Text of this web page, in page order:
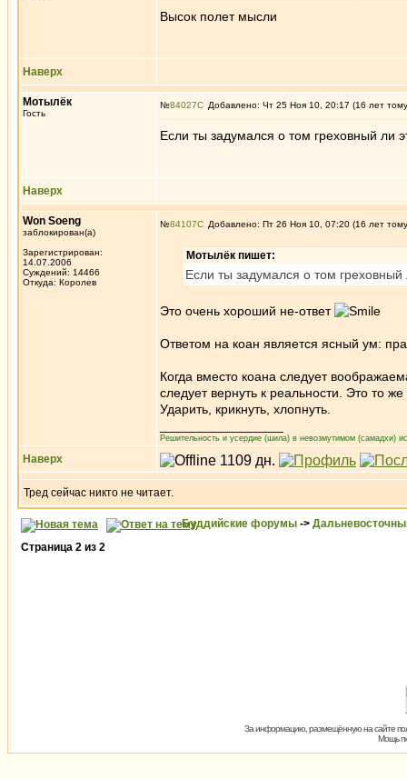
Высок полет мысли
Наверх
Мотылёк
Гость
№84027 Добавлено: Чт 25 Ноя 10, 20:17 (16 лет
Если ты задумался о том греховный ли
Наверх
Won Soeng
заблокирован(а)
Зарегистрирован:
14.07.2006
Суждений: 14466
Откуда: Королев
№84107 Добавлено: Пт 26 Ноя 10, 07:20 (16 лет
Мотылёк пишет:
Если ты задумался о том
Это очень хороший не-ответ
Ответом на коан является ясный ум:
Когда вместо коана следует
следует вернуть к реальности. Это то
Ударить, крикнуть, хлопнуть.
Решительность и усердие (шила) в невозмутимом (самадхи)
Наверх
Тред сейчас никто не читает.
Буддийские форумы ->
Страница 2 из 2
За информацию, размещённую на сайте
Мощь